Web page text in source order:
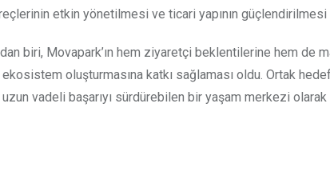
etkin yönetilmesi ve ticari yapının
biri, Movapark’ın hem ziyaretçi beklentilerine hem de
oluşturmasına katkı sağlaması oldu. Ortak
vadeli başarıyı sürdürebilen bir yaşam merkezi